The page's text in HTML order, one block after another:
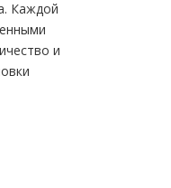
Каждой
и